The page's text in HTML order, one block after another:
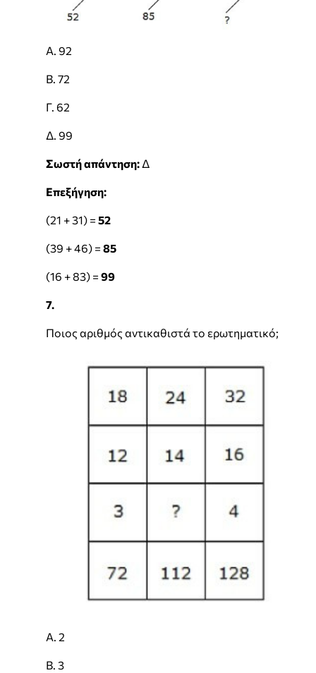
Α. 92
Β. 72
Γ. 62
Δ. 99
Σωστή απάντηση: Δ
Επεξήγηση:
(21 + 31) = 52
(39 + 46) = 85
(16 + 83) = 99
7.
Ποιος αριθμός αντικαθιστά το ερωτηματικό;
Α. 2
Β. 3